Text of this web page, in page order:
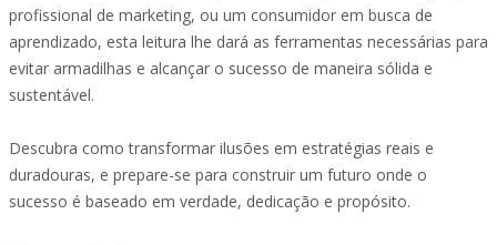
profissional de marketing, ou um consumidor em busca de
aprendizado, esta leitura lhe dará as ferramentas necessárias para
evitar armadilhas e alcançar o sucesso de maneira sólida e
sustentável.
Descubra como transformar ilusões em estratégias reais e
duradouras, e prepare-se para construir um futuro onde o
sucesso é baseado em verdade, dedicação e propósito.